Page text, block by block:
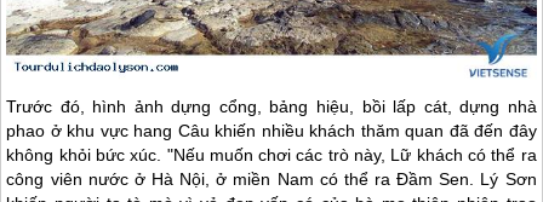
Trước đó, hình ảnh dựng cổng, bảng hiệu, bồi lấp cát, dựng nhà
phao ở khu vực hang Câu khiến nhiều khách thăm quan đã đến đây
không khỏi bức xúc. "Nếu muốn chơi các trò này, Lữ khách có thể ra
công viên nước ở Hà Nội, ở miền Nam có thể ra Đầm Sen. Lý Sơn